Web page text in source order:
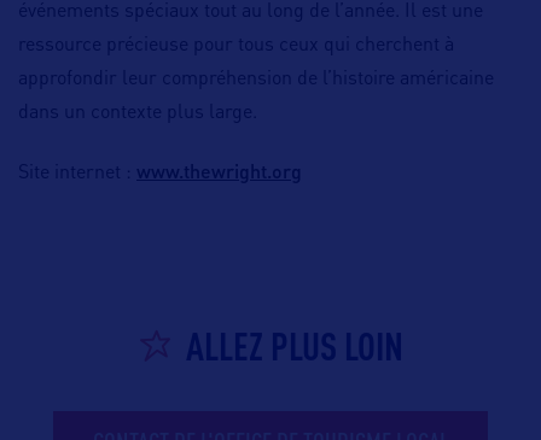
événements spéciaux tout au long de l’année. Il est une
ressource précieuse pour tous ceux qui cherchent à
approfondir leur compréhension de l’histoire américaine
dans un contexte plus large.
Site internet : www.thewright.org
ALLEZ PLUS LOIN